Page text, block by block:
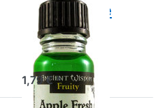
Duftöl Apple
Fresh
Duftöl Apple Fresh
1,79 € *